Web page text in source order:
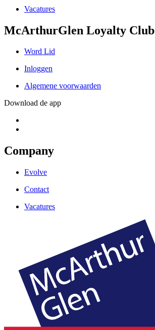
Vacatures
McArthurGlen Loyalty Club
Word Lid
Inloggen
Algemene voorwaarden
Download de app
Company
Evolve
Contact
Vacatures